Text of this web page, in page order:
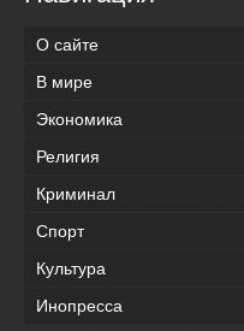
О сайте
В мире
Экономика
Религия
Криминал
Спорт
Культура
Инопресса